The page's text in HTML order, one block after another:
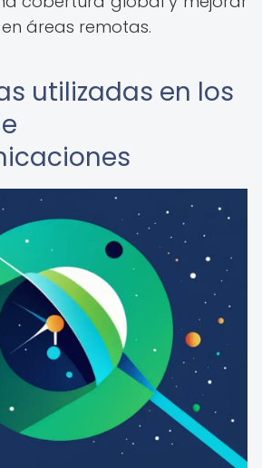
áreas remotas.
utilizadas en los